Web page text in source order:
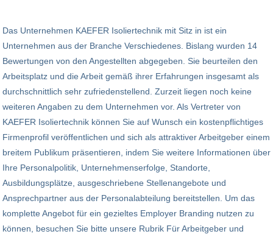
Das Unternehmen KAEFER Isoliertechnik mit Sitz in ist ein
Unternehmen aus der Branche Verschiedenes. Bislang wurden 14
Bewertungen von den Angestellten abgegeben. Sie beurteilen den
Arbeitsplatz und die Arbeit gemäß ihrer Erfahrungen insgesamt als
durchschnittlich sehr zufriedenstellend. Zurzeit liegen noch keine
weiteren Angaben zu dem Unternehmen vor. Als Vertreter von
KAEFER Isoliertechnik können Sie auf Wunsch ein kostenpflichtiges
Firmenprofil veröffentlichen und sich als attraktiver Arbeitgeber einem
breitem Publikum präsentieren, indem Sie weitere Informationen über
Ihre Personalpolitik, Unternehmenserfolge, Standorte,
Ausbildungsplätze, ausgeschriebene Stellenangebote und
Ansprechpartner aus der Personalabteilung bereitstellen. Um das
komplette Angebot für ein gezieltes Employer Branding nutzen zu
können, besuchen Sie bitte unsere Rubrik Für Arbeitgeber und